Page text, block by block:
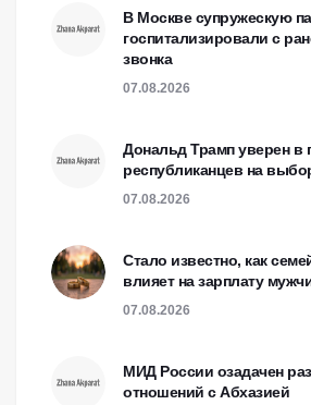
В Москве супружескую
госпитализировали с
звонка
07.08.2026
Дональд Трамп уверен в
республиканцев на
07.08.2026
Стало известно, как
влияет на зарплату
07.08.2026
МИД России озадачен
отношений с Абхазией